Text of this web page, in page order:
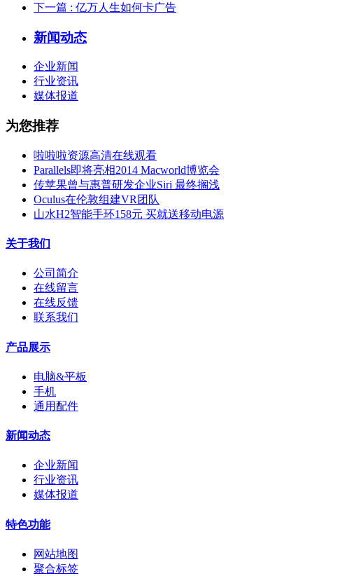
下一篇 : 亿万人生如何卡广告
新闻动态
企业新闻
行业资讯
媒体报道
为您推荐
啦啦啦资源高清在线观看
Parallels即将亮相2014 Macworld博览会
传苹果曾与惠普研发企业Siri 最终搁浅
Oculus在伦敦组建VR团队
山水H2智能手环158元 买就送移动电源
关于我们
公司简介
在线留言
在线反馈
联系我们
产品展示
电脑&平板
手机
通用配件
新闻动态
企业新闻
行业资讯
媒体报道
特色功能
网站地图
聚合标签